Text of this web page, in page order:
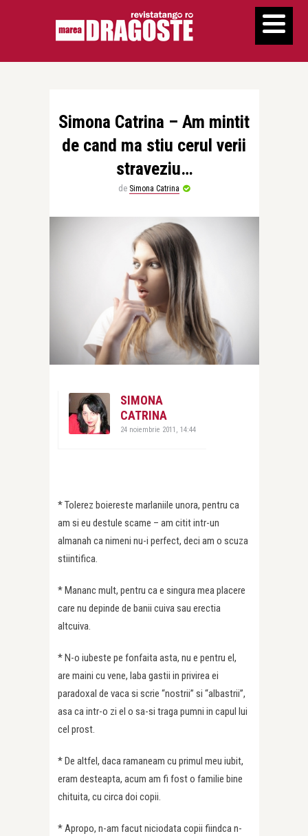
Simona Catrina – Am mintit
de cand ma stiu cerul verii
straveziu…
de Simona Catrina
SIMONA
CATRINA
24 noiembrie 2011, 14:44
* Tolerez boiereste marlaniile unora, pentru ca
am si eu destule scame – am citit intr-un
almanah ca nimeni nu-i perfect, deci am o scuza
stiintifica.
* Mananc mult, pentru ca e singura mea placere
care nu depinde de banii cuiva sau erectia
altcuiva.
* N-o iubeste pe fonfaita asta, nu e pentru el,
are maini cu vene, laba gastii in privirea ei
paradoxal de vaca si scrie “nostrii” si “albastrii”,
asa ca intr-o zi el o sa-si traga pumni in capul lui
cel prost.
* De altfel, daca ramaneam cu primul meu iubit,
eram desteapta, acum am fi fost o familie bine
chituita, cu circa doi copii.
* Apropo, n-am facut niciodata copii fiindca n-